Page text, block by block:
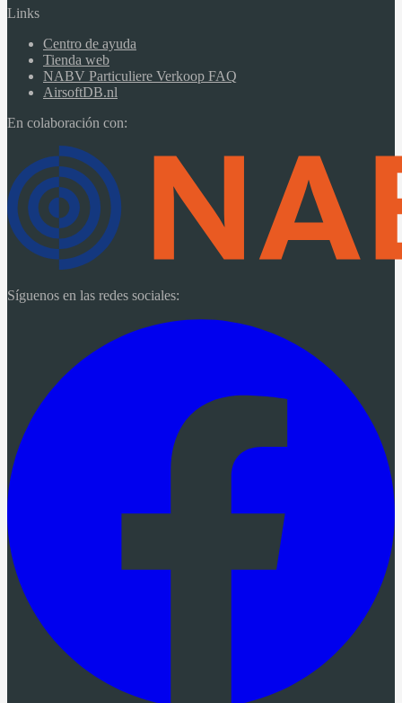
Links
Centro de ayuda
Tienda web
NABV Particuliere Verkoop FAQ
AirsoftDB.nl
En colaboración con:
Síguenos en las redes sociales: